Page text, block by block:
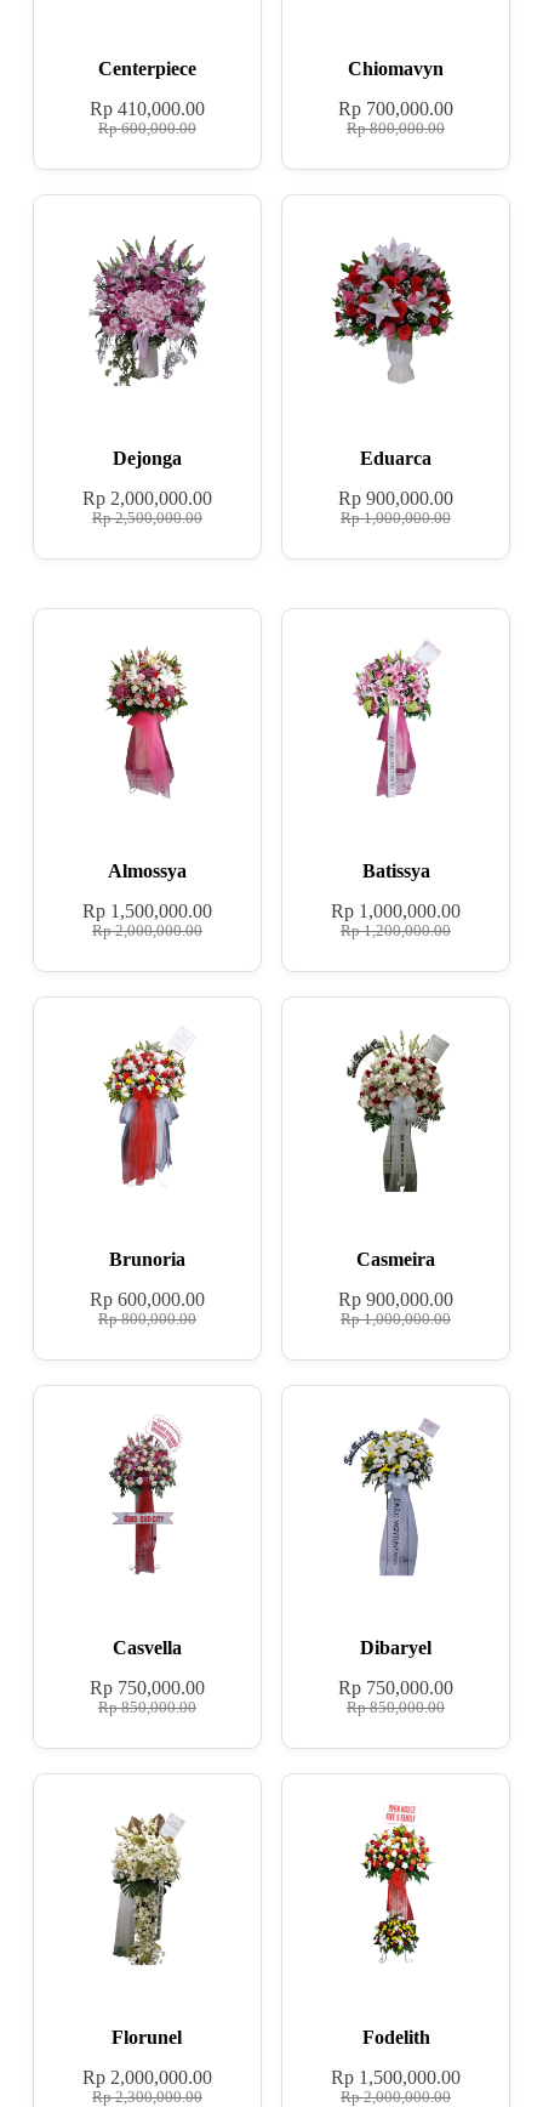
Centerpiece
Rp600,000.00
Rp410,000.00
Chiomavyn
Rp800,000.00
Rp 700,000.00
Dejonga
Rp2,500,000.00
Rp2,000,000.00
Eduarca
Rp1,000,000.00
Rp 900,000.00
Almossya
Rp2,000,000.00
Rp1,500,000.00
Batissya
Rp1,200,000.00
Rp 1,000,000.00
Brunoria
Rp800,000.00
Rp600,000.00
Casmeira
Rp1,000,000.00
Rp 900,000.00
Casvella
Rp850,000.00
Rp750,000.00
Dibaryel
Rp850,000.00
Rp 750,000.00
Florunel
Rp2,300,000.00
Rp2,000,000.00
Fodelith
Rp2,000,000.00
Rp 1,500,000.00